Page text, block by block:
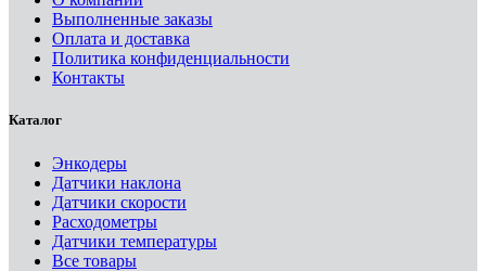
Выполненные заказы
Оплата и доставка
Политика конфиденциальности
Контакты
Каталог
Энкодеры
Датчики наклона
Датчики скорости
Расходометры
Датчики температуры
Все товары